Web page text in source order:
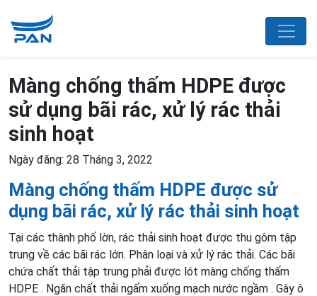
Màng chống thấm HDPE được
sử dụng bãi rác, xử lý rác thải
sinh hoạt
Ngày đăng: 28 Tháng 3, 2022
Màng chống thấm HDPE được sử
dụng bãi rác, xử lý rác thải sinh hoạt
Tại các thành phố lờn, rác thải sinh hoạt được thu gôm tập
trung về các bãi rác lớn. Phân loại và xử lý rác thải. Các bãi
chứa chất thải tập trung phải được lót màng chống thấm
HDPE . Ngăn chất thải ngấm xuống mạch nước ngầm . Gây ô